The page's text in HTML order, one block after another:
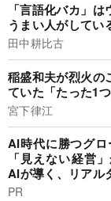
「言語化バカ」
うまい人がしてい
田中耕比古
稲盛和夫が烈火の
ていた「たった1
宮下律江
AI時代に勝つグ
「見えない経営
AIが導く、リアル
PR